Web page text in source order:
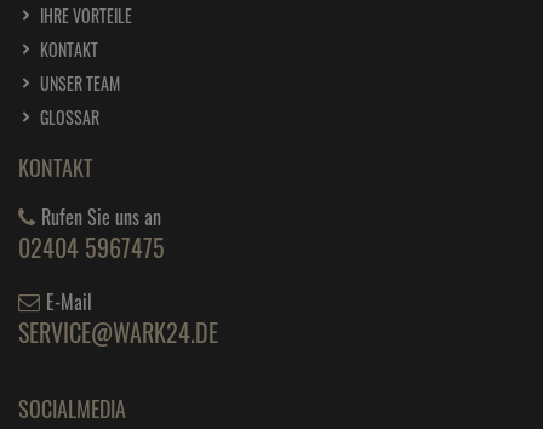
IHRE VORTEILE
KONTAKT
UNSER TEAM
GLOSSAR
KONTAKT
Rufen Sie uns an
02404 5967475
E-Mail
SERVICE@WARK24.DE
SOCIALMEDIA